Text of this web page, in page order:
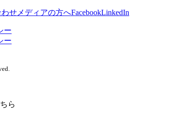
わせ メディアの方へFacebookLinkedIn
ー
ー
ら